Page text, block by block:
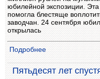
юбилейной экспозиции.
помогла блестяще
заводчан. 24 сентября
открылась
Подробнее
Пятьдесят лет